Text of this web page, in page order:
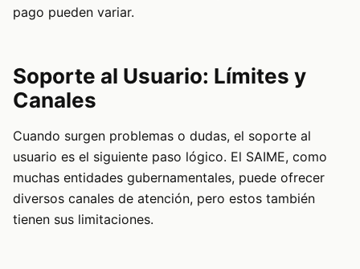
pago pueden variar.
Soporte al Usuario: Límites y
Canales
Cuando surgen problemas o dudas, el soporte al
usuario es el siguiente paso lógico. El SAIME, como
muchas entidades gubernamentales, puede ofrecer
diversos canales de atención, pero estos también
tienen sus limitaciones.